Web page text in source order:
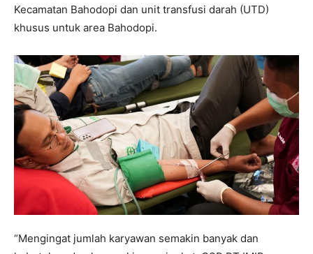
Kecamatan Bahodopi dan unit transfusi darah (UTD)
khusus untuk area Bahodopi.
“Mengingat jumlah karyawan semakin banyak dan